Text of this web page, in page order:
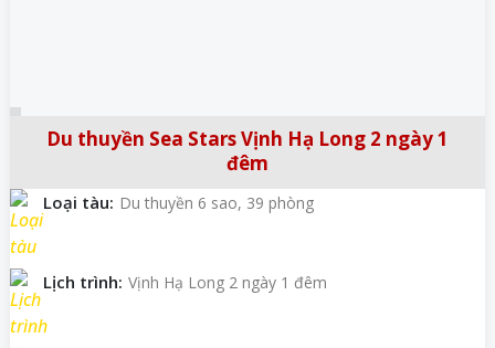
Du thuyền Sea Stars Vịnh Hạ Long 2 ngày 1
đêm
Loại tàu: Du thuyền 6 sao, 39 phòng
Lịch trình: Vịnh Hạ Long 2 ngày 1 đêm